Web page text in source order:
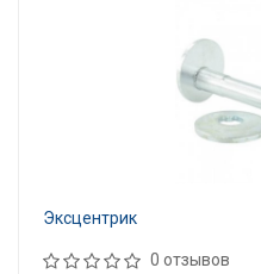
Эксцентрик
0 отзывов